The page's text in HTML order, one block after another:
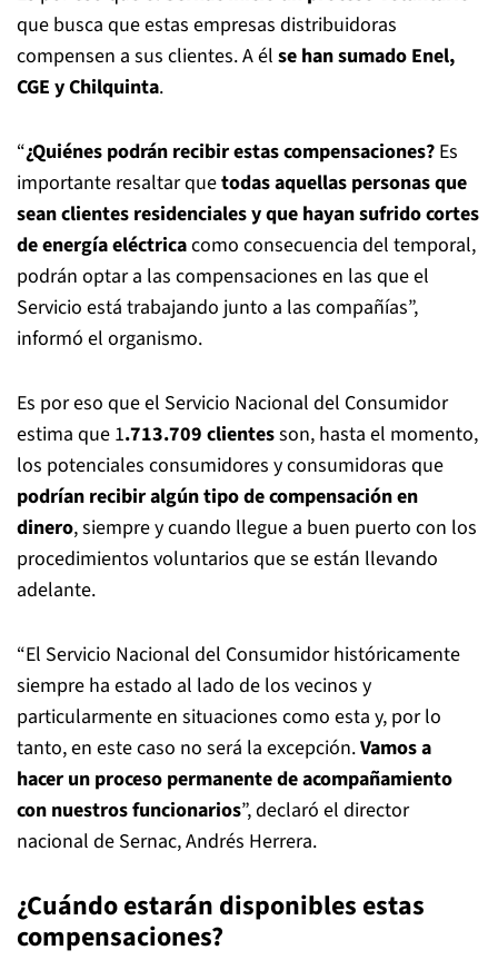
que busca que estas empresas distribuidoras
compensen a sus clientes. A él se han sumado Enel,
CGE y Chilquinta.
“¿Quiénes podrán recibir estas compensaciones? Es
importante resaltar quetodas aquellas personas que
sean clientes residenciales y que hayan sufrido cortes
de energía eléctricacomo consecuencia del temporal,
podrán optar a las compensaciones en las que el
Servicio está trabajando junto a las compañías”,
informó el organismo.
Es por eso que el Servicio Nacional del Consumidor
estima que 1.713.709 clientesson, hasta el momento,
los potenciales consumidores y consumidoras que
podrían recibir algún tipo de compensación en
dinero, siempre y cuando llegue a buen puerto con los
procedimientos voluntarios que se están llevando
adelante.
“El Servicio Nacional del Consumidor históricamente
siempre ha estado al lado de los vecinos y
particularmente en situaciones como esta y, por lo
tanto, en este caso no será la excepción.Vamos a
hacer un proceso permanente de acompañamiento
con nuestros funcionarios”, declaró el director
nacional de Sernac, Andrés Herrera.
¿Cuándo estarán disponibles estas
compensaciones?